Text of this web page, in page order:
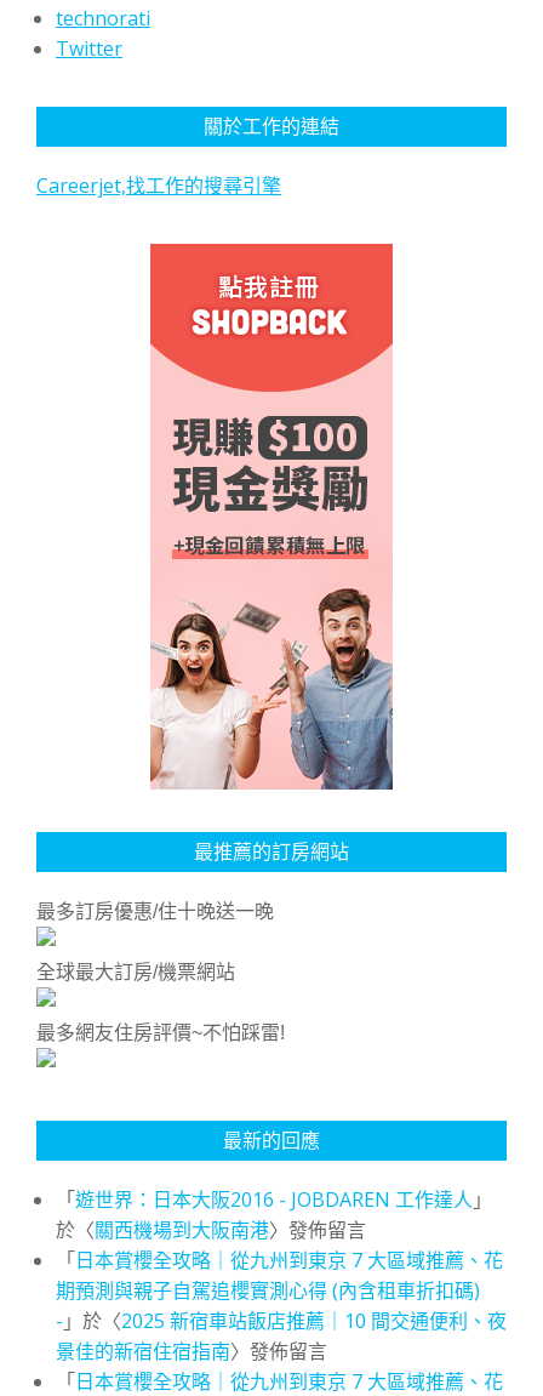
technorati
Twitter
關於工作的連結
Careerjet,找工作的搜尋引擎
最推薦的訂房網站
最多訂房優惠/住十晚送一晚
全球最大訂房/機票網站
最多網友住房評價~不怕踩雷!
最新的回應
「遊世界：日本大阪2016 - JOBDAREN 工作達人 」
於〈關西機場到大阪南港〉發佈留言
「日本賞櫻全攻略｜從九州到東京 7 大區域推薦、花
期預測與親子自駕追櫻實測心得 (內含租車折扣碼)
- 」於〈2025 新宿車站飯店推薦｜10 間交通便利、夜
景佳的新宿住宿指南〉發佈留言
「日本賞櫻全攻略｜從九州到東京 7 大區域推薦、花